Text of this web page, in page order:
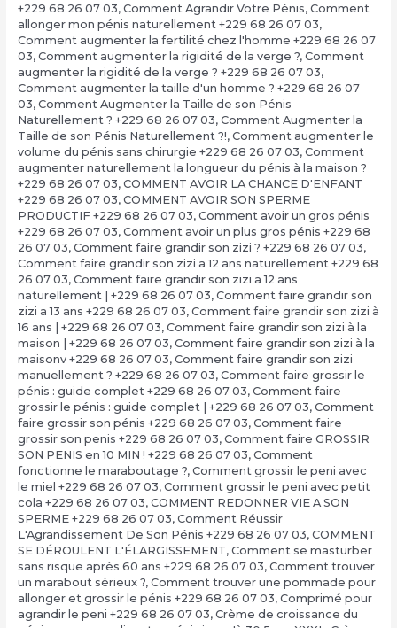
+229 68 26 07 03, Comment Agrandir Votre Pénis, Comment
allonger mon pénis naturellement +229 68 26 07 03,
Comment augmenter la fertilité chez l'homme +229 68 26 07
03, Comment augmenter la rigidité de la verge ?, Comment
augmenter la rigidité de la verge ? +229 68 26 07 03,
Comment augmenter la taille d'un homme ? +229 68 26 07
03, Comment Augmenter la Taille de son Pénis
Naturellement ? +229 68 26 07 03, Comment Augmenter la
Taille de son Pénis Naturellement ?!, Comment augmenter le
volume du pénis sans chirurgie +229 68 26 07 03, Comment
augmenter naturellement la longueur du pénis à la maison ?
+229 68 26 07 03, COMMENT AVOIR LA CHANCE D'ENFANT
+229 68 26 07 03, COMMENT AVOIR SON SPERME
PRODUCTIF +229 68 26 07 03, Comment avoir un gros pénis
+229 68 26 07 03, Comment avoir un plus gros pénis +229 68
26 07 03, Comment faire grandir son zizi ? +229 68 26 07 03,
Comment faire grandir son zizi a 12 ans naturellement +229 68
26 07 03, Comment faire grandir son zizi a 12 ans
naturellement | +229 68 26 07 03, Comment faire grandir son
zizi a 13 ans +229 68 26 07 03, Comment faire grandir son zizi à
16 ans | +229 68 26 07 03, Comment faire grandir son zizi à la
maison | +229 68 26 07 03, Comment faire grandir son zizi à la
maisonv +229 68 26 07 03, Comment faire grandir son zizi
manuellement ? +229 68 26 07 03, Comment faire grossir le
pénis : guide complet +229 68 26 07 03, Comment faire
grossir le pénis : guide complet | +229 68 26 07 03, Comment
faire grossir son pénis +229 68 26 07 03, Comment faire
grossir son penis +229 68 26 07 03, Comment faire GROSSIR
SON PENIS en 10 MIN ! +229 68 26 07 03, Comment
fonctionne le maraboutage ?, Comment grossir le peni avec
le miel +229 68 26 07 03, Comment grossir le peni avec petit
cola +229 68 26 07 03, COMMENT REDONNER VIE A SON
SPERME +229 68 26 07 03, Comment Réussir
L'Agrandissement De Son Pénis +229 68 26 07 03, COMMENT
SE DÉROULENT L'ÉLARGISSEMENT, Comment se masturber
sans risque après 60 ans +229 68 26 07 03, Comment trouver
un marabout sérieux ?, Comment trouver une pommade pour
allonger et grossir le pénis +229 68 26 07 03, Comprimé pour
agrandir le peni +229 68 26 07 03, Crème de croissance du